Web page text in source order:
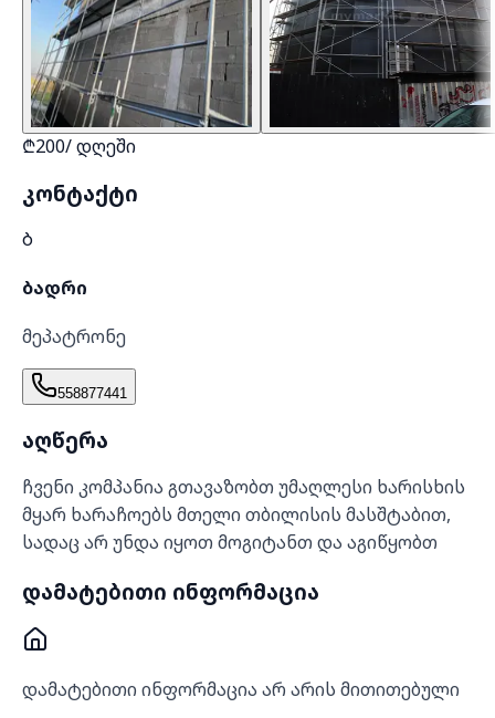
₾200/დღეში
კონტაქტი
Ბ
ბადრი
მეპატრონე
558877441
აღწერა
ჩვენი კომპანია გთავაზობთ უმაღლესი ხარისხის
მყარ ხარაჩოებს მთელი თბილისის მასშტაბით,
სადაც არ უნდა იყოთ მოგიტანთ და აგიწყობთ
დამატებითი ინფორმაცია
დამატებითი ინფორმაცია არ არის მითითებული